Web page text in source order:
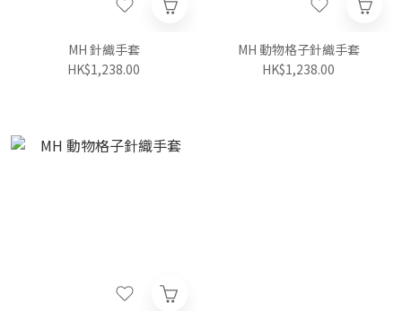
MH 針織手套
HK$1,238.00
MH 動物格子針織手套
HK$1,238.00